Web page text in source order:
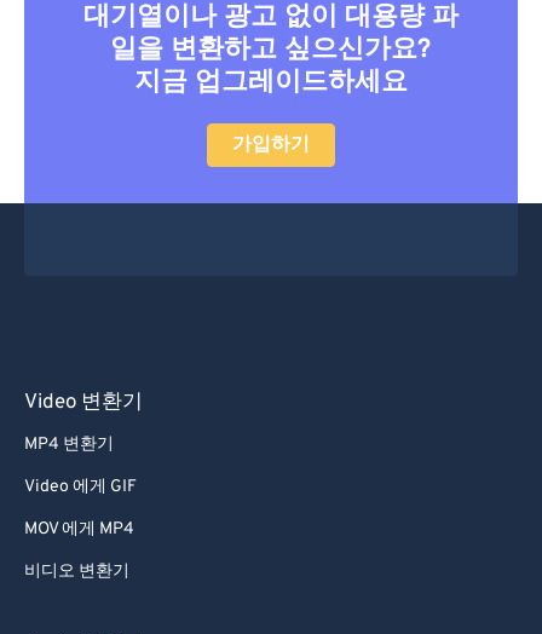
대기열이나 광고 없이 대용량 파
일을 변환하고 싶으신가요?
지금 업그레이드하세요
가입하기
Video 변환기
MP4 변환기
Video 에게 GIF
MOV 에게 MP4
비디오 변환기